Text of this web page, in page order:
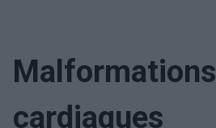
Malformations
cardiaques